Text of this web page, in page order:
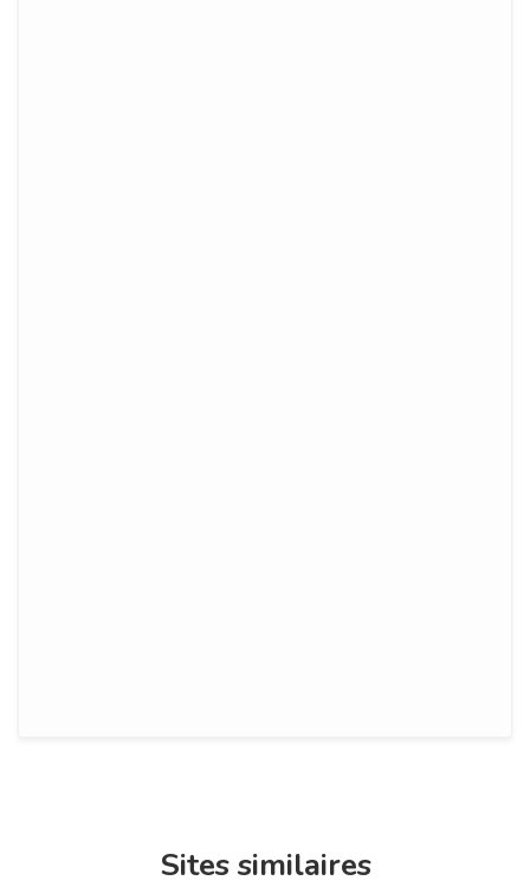
Sites similaires